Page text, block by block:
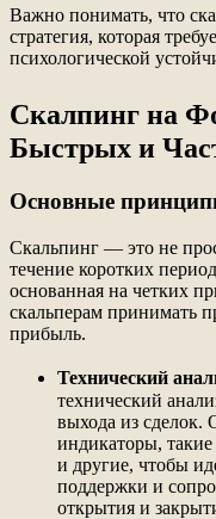
Важно понимать, что
стратегия, которая
психологической
Скалпинг на
Быстрых и
Основные
Скальпинг — это не
течение коротких
основанная на четких
скальперам принимать
прибыль.
Технический
технический
выхода из сделок.
индикаторы,
и другие, чтобы
поддержки и
открытия и